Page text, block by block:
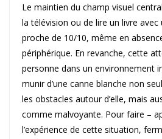
Le maintien du champ visuel
la télévision ou de lire un livre avec
proche de 10/10, même en
périphérique. En revanche, cette
personne dans un environnement
munir d’une canne blanche non
les obstacles autour d’elle, mais
comme malvoyante. Pour faire –
l’expérience de cette situation,